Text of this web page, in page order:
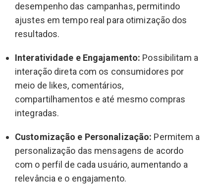
desempenho das campanhas, permitindo
ajustes em tempo real para otimização dos
resultados.
Interatividade e Engajamento: Possibilitam a
interação direta com os consumidores por
meio de likes, comentários,
compartilhamentos e até mesmo compras
integradas.
Customização e Personalização: Permitem a
personalização das mensagens de acordo
com o perfil de cada usuário, aumentando a
relevância e o engajamento.